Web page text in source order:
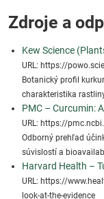
Zdroje a
Kew Science
URL: https://
Botanický profil
charakteristika
PMC – Curcumin:
URL: https://
Odborný prehľad
súvislostí a
Harvard Health –
URL: https://
look-at-the-evidence